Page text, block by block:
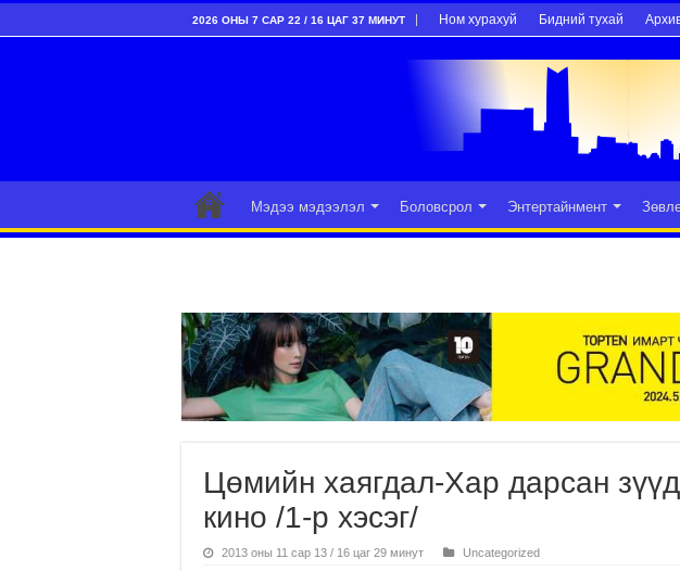
2026 ОНЫ 7 САР 22 / 16 ЦАГ 37 МИНУТ Ном хурахуй Бидний тухай
Мэдээ мэдээлэл Боловсрол Энтертайнмент
Цөмийн хаягдал-Хар дарсан
кино /1-р хэсэг/
2013 оны 11 сар 13 / 16 цаг 29 минут Uncategorized